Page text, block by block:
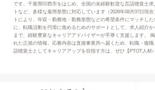
です。千葉県印西市をはじめ、全国の未経験歓迎な言語聴覚士
トなど、多様な雇用形態に対応しています（2026年08月07日現
トにより、年収・勤務地・勤務形態などの希望条件にマッチし
に、転職活動を円滑に進めるためのサポートとして、求人紹介
まで、経験豊富なキャリアアドバイザーが手厚く支援します。
れた正規の情報。応募内容は直接事業所へ届くため、転職・復
語聴覚士としてキャリアアップを目指す方は、ぜひ【PTOT人材